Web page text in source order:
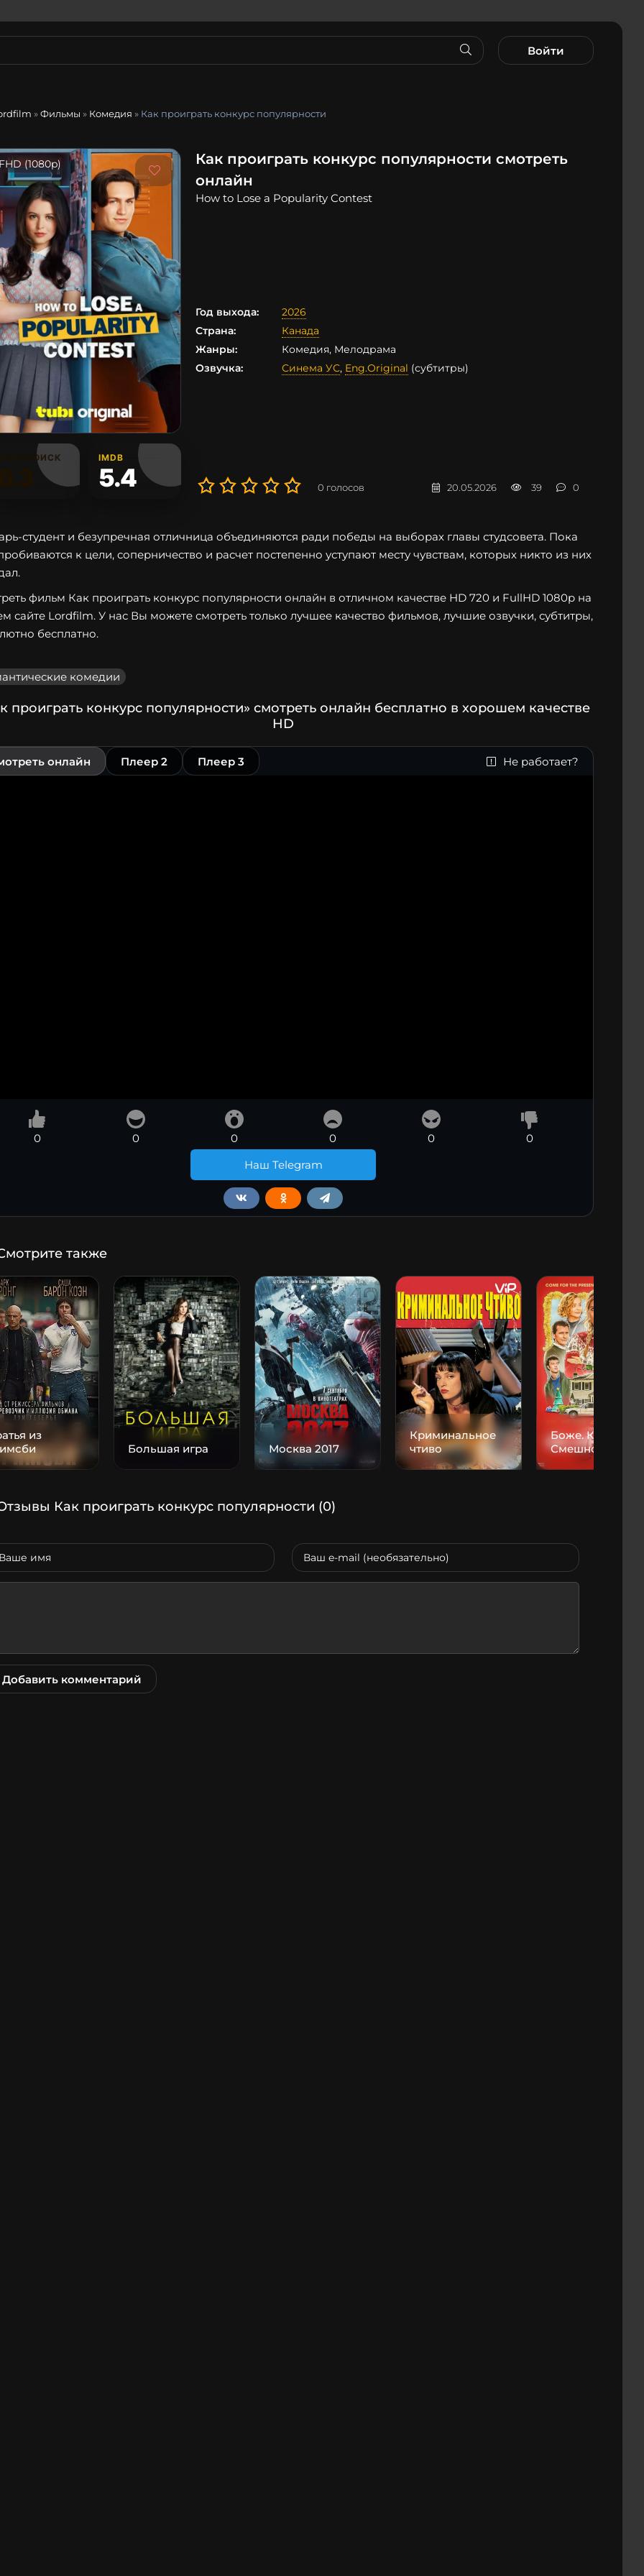
Войти
»Фильмы » Комедия » Как проиграть конкурс популярности
(1080p)
IMDB
5.4
Как проиграть конкурс популярности смотреть
онлайн
How to Lose a Popularity Contest
Год выхода:
2026
Страна:
Канада
Жанры:
Комедия, Мелодрама
Озвучка:
Синема УС, Eng.Original (субтитры)
0 голосов 20.05.2026 39 0
студент и безупречная отличница объединяются ради победы на выборах главы студсовета. Пока
к цели, соперничество и расчет постепенно уступают месту чувствам, которых никто из них
фильм Как проиграть конкурс популярности онлайн в отличном качестве HD 720 и FullHD 1080p на
сайте Lordfilm. У нас Вы можете смотреть только лучшее качество фильмов, лучшие озвучки, субтитры,
бесплатно.
комедии
проиграть конкурс популярности» смотреть онлайн бесплатно в хорошем качестве
HD
онлайн Плеер 2 Плеер 3 Не работает?
0 0 0 0 0
0
Наш Telegram
также
из
Большая игра Москва 2017
Криминальное
чтиво
Боже. Как.
Смешно.
Как проиграть конкурс популярности (0)
Добавить комментарий